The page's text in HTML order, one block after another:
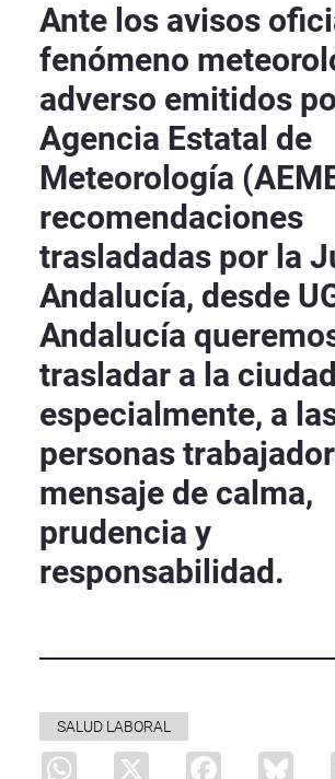
Ante los avisos
fenómeno
adverso emitidos
Agencia Estatal de
Meteorología
recomendaciones
trasladadas por la
Andalucía, desde
Andalucía
trasladar a la
especialmente, a
personas
mensaje de calma,
prudencia y
responsabilidad.
SALUD LABORAL
WhatsApp
X Facebook